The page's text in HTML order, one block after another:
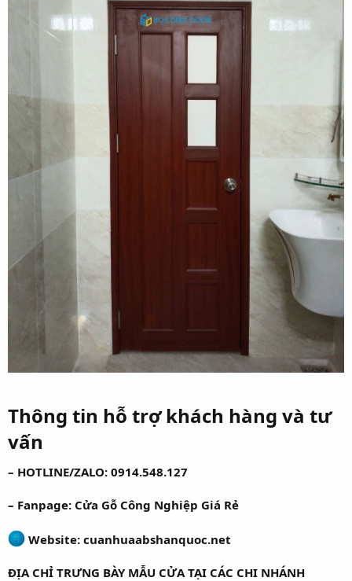
Thông tin hỗ trợ khách hàng và tư
vấn
– HOTLINE/ZALO: 0914.548.127
– Fanpage: Cửa Gỗ Công Nghiệp Giá Rẻ
Website: cuanhuaabshanquoc.net
ĐỊA CHỈ TRƯNG BÀY MẪU CỬA TẠI CÁC CHI NHÁNH